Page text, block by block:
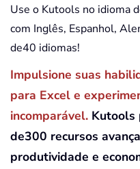
Use o Kutools no idioma
com Inglês, Espanhol,
de40 idiomas!
Impulsione suas
para Excel e
incomparável. Kutools
de300 recursos
produtividade e